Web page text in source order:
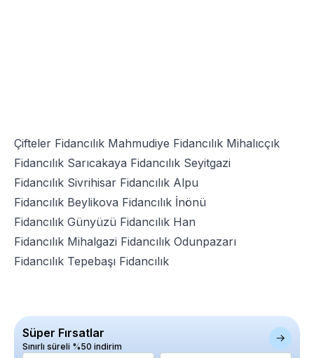
Çifteler Fidancılık Mahmudiye Fidancılık Mihalıcçık
Fidancılık Sarıcakaya Fidancılık Seyitgazi
Fidancılık Sivrihisar Fidancılık Alpu
Fidancılık Beylikova Fidancılık İnönü
Fidancılık Günyüzü Fidancılık Han
Fidancılık Mihalgazi Fidancılık Odunpazarı
Fidancılık Tepebaşı Fidancılık
Süper Fırsatlar
Sınırlı süreli %50 indirim